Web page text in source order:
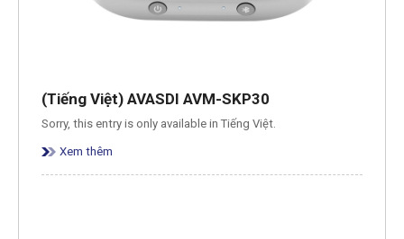
(Tiếng Việt) AVASDI AVM-SKP30
Sorry, this entry is only available in Tiếng Việt.
Xem thêm